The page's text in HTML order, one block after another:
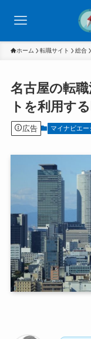
ホーム 転職サイト 総合
名古屋の転
トを利用す
広告 マイナビエー